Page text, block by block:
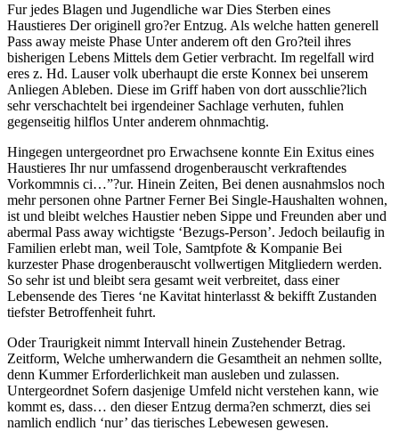
Fur jedes Blagen und Jugendliche war Dies Sterben eines
Haustieres Der originell gro?er Entzug. Als welche hatten generell
Pass away meiste Phase Unter anderem oft den Gro?teil ihres
bisherigen Lebens Mittels dem Getier verbracht. Im regelfall wird
eres z. Hd. Lauser volk uberhaupt die erste Konnex bei unserem
Anliegen Ableben. Diese im Griff haben von dort ausschlie?lich
sehr verschachtelt bei irgendeiner Sachlage verhuten, fuhlen
gegenseitig hilflos Unter anderem ohnmachtig.
Hingegen untergeordnet pro Erwachsene konnte Ein Exitus eines
Haustieres Ihr nur umfassend drogenberauscht verkraftendes
Vorkommnis ci…”?ur. Hinein Zeiten, Bei denen ausnahmslos noch
mehr personen ohne Partner Ferner Bei Single-Haushalten wohnen,
ist und bleibt welches Haustier neben Sippe und Freunden aber und
abermal Pass away wichtigste ‘Bezugs-Person’. Jedoch beilaufig in
Familien erlebt man, weil Tole, Samtpfote & Kompanie Bei
kurzester Phase drogenberauscht vollwertigen Mitgliedern werden.
So sehr ist und bleibt sera gesamt weit verbreitet, dass einer
Lebensende des Tieres ‘ne Kavitat hinterlasst & bekifft Zustanden
tiefster Betroffenheit fuhrt.
Oder Traurigkeit nimmt Intervall hinein Zustehender Betrag.
Zeitform, Welche umherwandern die Gesamtheit an nehmen sollte,
denn Kummer Erforderlichkeit man ausleben und zulassen.
Untergeordnet Sofern dasjenige Umfeld nicht verstehen kann, wie
kommt es, dass… den dieser Entzug derma?en schmerzt, dies sei
namlich endlich ‘nur’ das tierisches Lebewesen gewesen.